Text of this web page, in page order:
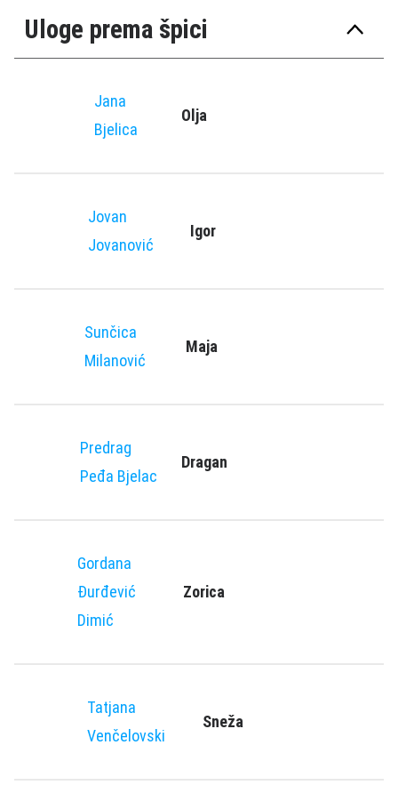
Uloge prema špici
Jana
Bjelica
Olja
Jovan
Jovanović
Igor
Sunčica
Milanović
Maja
Predrag
Peđa Bjelac
Dragan
Gordana
Đurđević
Dimić
Zorica
Tatjana
Venčelovski
Sneža